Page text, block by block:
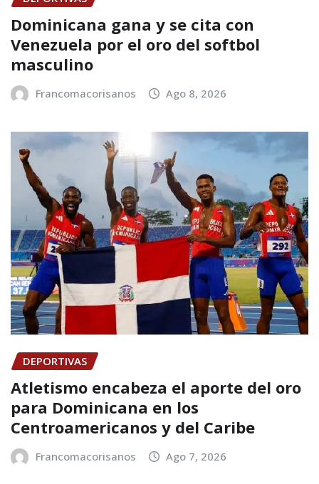
Dominicana gana y se cita con
Venezuela por el oro del softbol
masculino
Francomacorisanos Ago 8, 2026
DEPORTIVAS
Atletismo encabeza el aporte del oro
para Dominicana en los
Centroamericanos y del Caribe
Francomacorisanos Ago 7, 2026